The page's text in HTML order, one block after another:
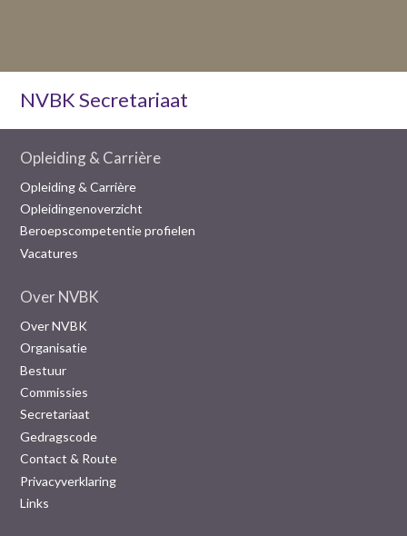
NVBK Secretariaat
Opleiding & Carrière
Opleiding & Carrière
Opleidingenoverzicht
Beroepscompetentie profielen
Vacatures
Over NVBK
Over NVBK
Organisatie
Bestuur
Commissies
Secretariaat
Gedragscode
Contact & Route
Privacyverklaring
Links